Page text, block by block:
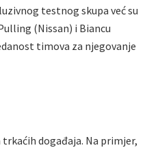
testnog skupa već su
(Nissan) i Biancu
timova za njegovanje
događaja. Na primjer,